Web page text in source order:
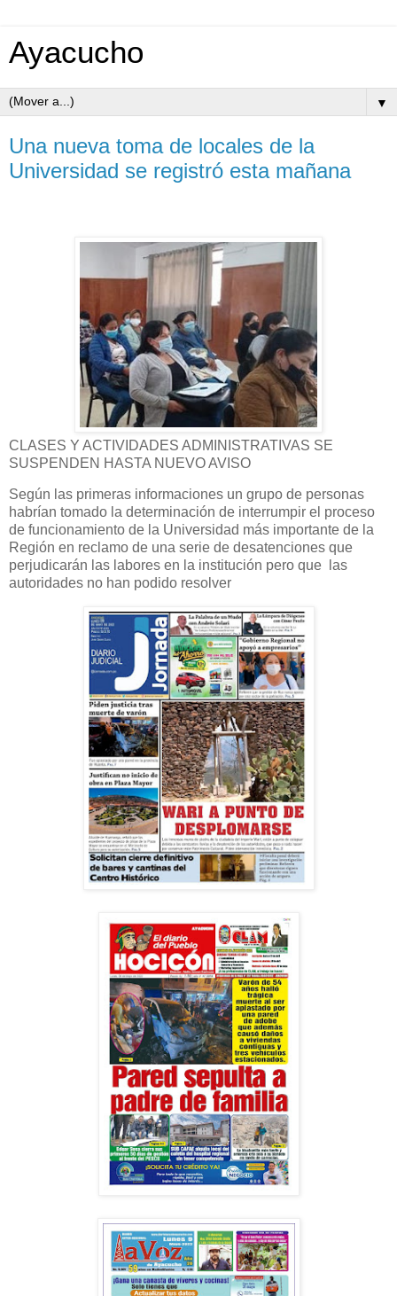
Ayacucho
▼
Una nueva toma de locales de la
Universidad se registró esta mañana
CLASES Y ACTIVIDADES ADMINISTRATIVAS SE
SUSPENDEN HASTA NUEVO AVISO
Según las primeras informaciones un grupo de personas
habrían tomado la determinación de interrumpir el proceso
de funcionamiento de la Universidad más importante de la
Región en reclamo de una serie de desatenciones que
perjudicarán las labores en la institución pero que las
autoridades no han podido resolver